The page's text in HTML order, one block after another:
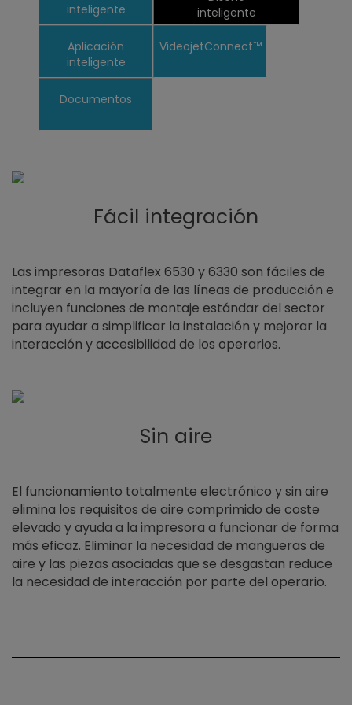
inteligente
inteligente
Aplicación
inteligente
VideojetConnect™
Documentos
Fácil integración
Las impresoras Dataflex 6530 y 6330 son fáciles de
integrar en la mayoría de las líneas de producción e
incluyen funciones de montaje estándar del sector
para ayudar a simplificar la instalación y mejorar la
interacción y accesibilidad de los operarios.
Sin aire
El funcionamiento totalmente electrónico y sin aire
elimina los requisitos de aire comprimido de coste
elevado y ayuda a la impresora a funcionar de forma
más eficaz. Eliminar la necesidad de mangueras de
aire y las piezas asociadas que se desgastan reduce
la necesidad de interacción por parte del operario.